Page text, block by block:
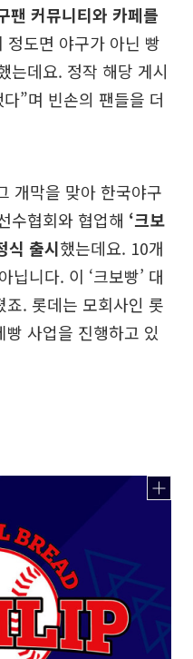
팬 커뮤니티와 카페를
정도면 야구가 아닌 빵
는데요. 정작 해당 게시
”며 빈손의 팬들을 더
개막을 맞아 한국야구
수협회와 협업해 ‘크보
식 출시했는데요. 10개
닙니다. 이 ‘크보빵’ 대
. 롯데는 모회사인 롯
사업을 진행하고 있